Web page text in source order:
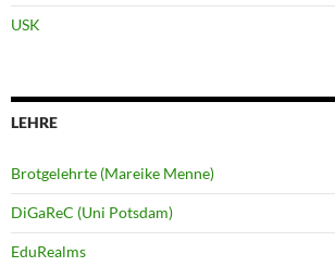
USK
LEHRE
Brotgelehrte (Mareike Menne)
DiGaReC (Uni Potsdam)
EduRealms